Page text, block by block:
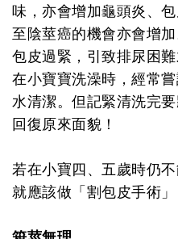
味，亦會增加龜頭炎、
至陰莖癌的機會亦會增
包皮過緊，引致排尿困
在小寶寶洗澡時，經常
水清潔。但記緊清洗完
回復原來面貌！
若在小寶四、五歲時仍
就應該做「割包皮手術」